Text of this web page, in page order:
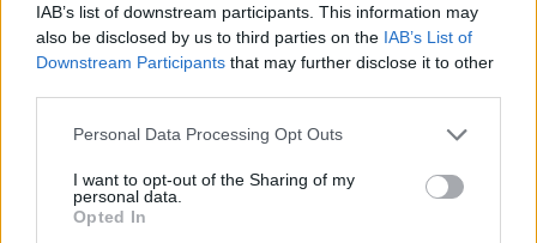
IAB’s list of downstream participants. This information may
also be disclosed by us to third parties on the IAB’s List of
Downstream Participants that may further disclose it to other
Please note that this website/app uses one or more Google
not limited to your visit or usage behaviour. You may click to
grant or deny consent to Google and its third-party tags to
use your data for below specified purposes in below Google
Personal Data Processing Opt Outs
I want to opt-out of the Sharing of my
personal data.
Opted In
MS Office 2021 Professional Plus - 5 PCs- 126,28€
only (25,26€/kulcs)
Költséghatékony csomagajánlatok a
BKS62 kuponkóddal
Windows 11 Pro + MS Office 2021 Pro Keys - Bundle
41,47€